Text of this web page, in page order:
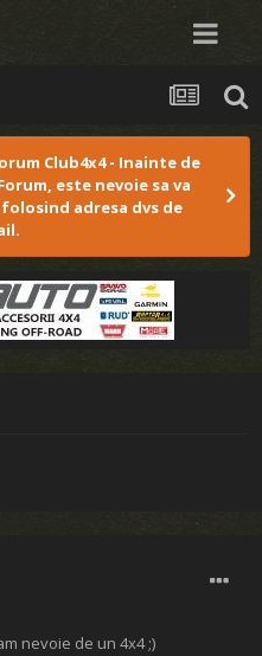
Club4x4 - Inainte de
este nevoie sa va
adresa dvs de
nevoie de un 4x4 ;)